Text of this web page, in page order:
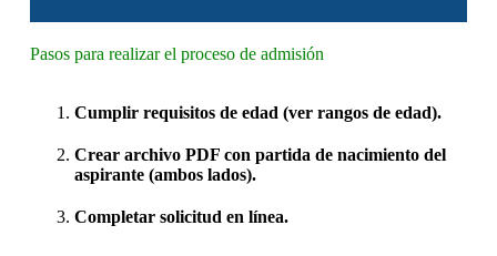
Pasos para realizar el proceso de admisión
Cumplir requisitos de edad (ver rangos de edad).
Crear archivo PDF con partida de nacimiento del
aspirante (ambos lados).
Completar solicitud en línea.